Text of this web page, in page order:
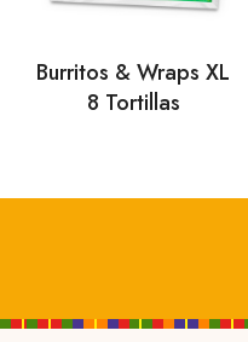
Burritos & Wraps XL
8 Tortillas